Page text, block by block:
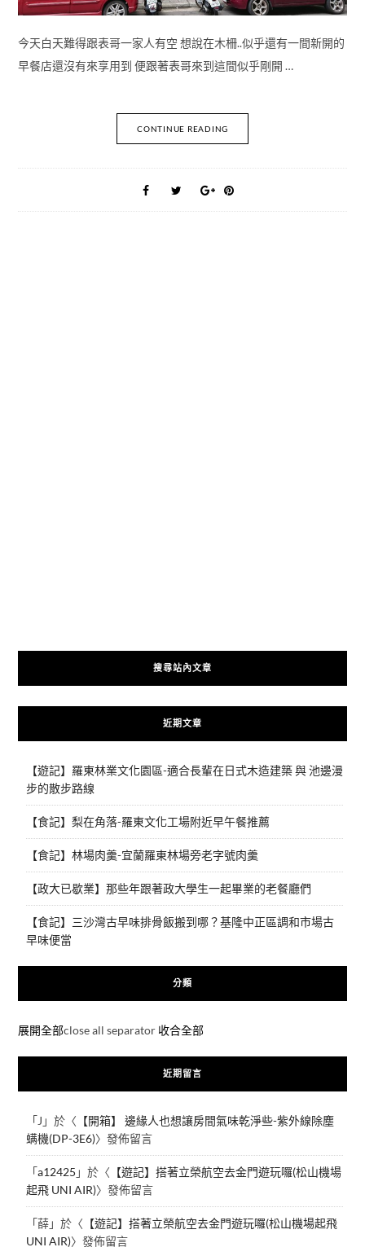
今天白天難得跟表哥一家人有空 想說在木柵..似乎還有一間新開的
早餐店還沒有來享用到 便跟著表哥來到這間似乎剛開 …
CONTINUE READING
搜尋站內文章
近期文章
【遊記】羅東林業文化園區-適合長輩在日式木造建築 與 池邊漫
步的散步路線
【食記】梨在角落-羅東文化工場附近早午餐推薦
【食記】林場肉羹-宜蘭羅東林場旁老字號肉羹
【政大已歇業】那些年跟著政大學生一起畢業的老餐廳們
【食記】三沙灣古早味排骨飯搬到哪？基隆中正區調和市場古
早味便當
分類
展開全部close all separator 收合全部
近期留言
「J 」於〈 【開箱】 邊緣人也想讓房間氣味乾淨些-紫外線除塵
螨機(DP-3E6)〉發佈留言
「a12425 」於〈 【遊記】搭著立榮航空去金門遊玩囉(松山機場
起飛 UNI AIR)〉發佈留言
「薛」於〈 【遊記】搭著立榮航空去金門遊玩囉(松山機場起飛
UNI AIR)〉發佈留言